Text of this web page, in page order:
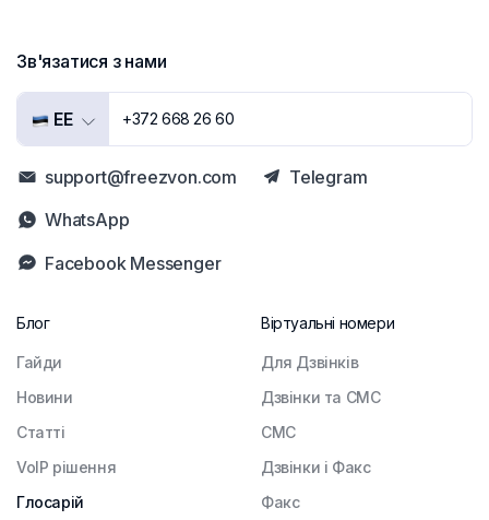
Зв'язатися з нами
EE +372 668 26 60
support@freezvon.com
Facebook Messenger
Telegram
WhatsApp
Блог
Гайди
Новини
Статті
VoIP рішення
Глосарій
Віртуальні номери
Для Дзвінків
Дзвінки та СМС
СМС
Дзвінки і Факс
Факс